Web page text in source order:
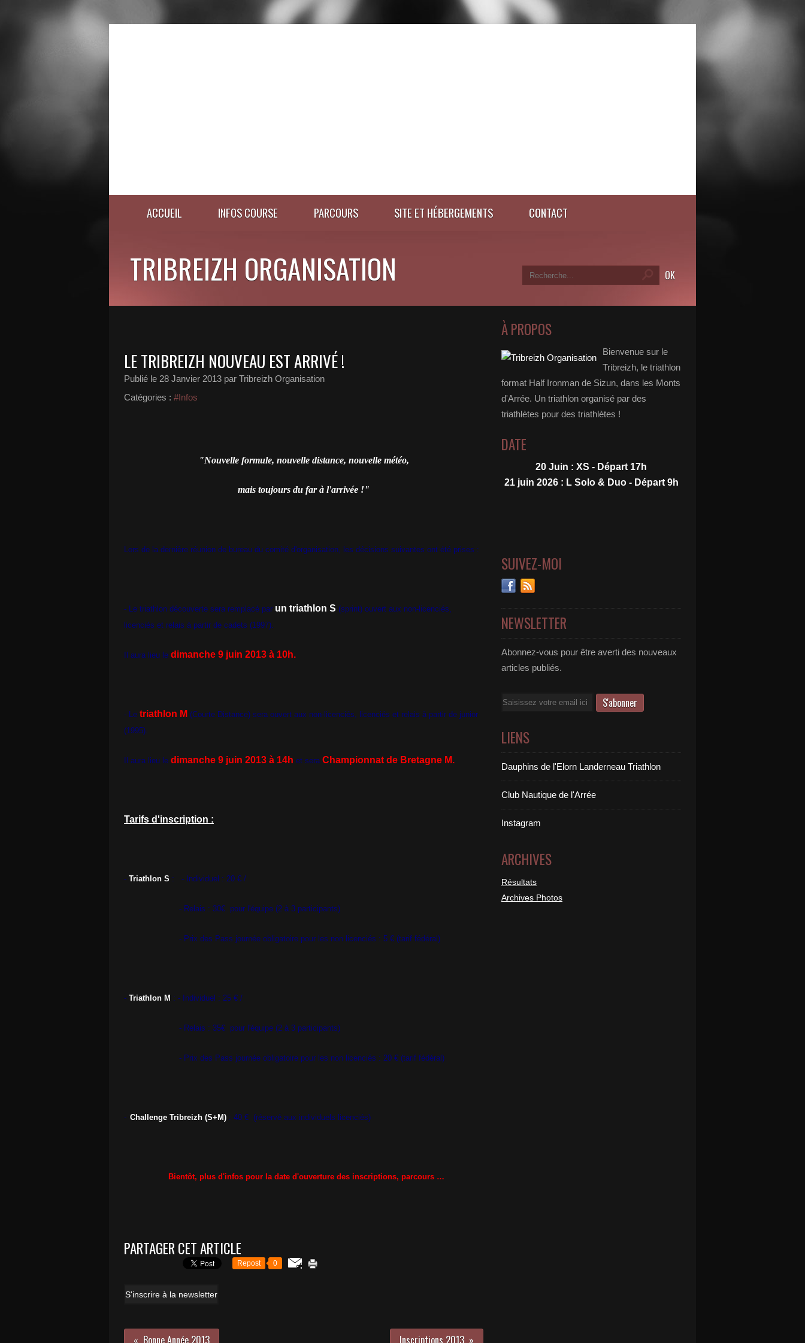
ACCUEIL INFOS COURSE PARCOURS SITE ET HÉBERGEMENTS CONTACT
TRIBREIZH ORGANISATION
LE TRIBREIZH NOUVEAU EST ARRIVÉ !
Publié le 28 Janvier 2013 par Tribreizh Organisation
Catégories : #Infos
"Nouvelle formule, nouvelle distance, nouvelle météo,
mais toujours du far à l'arrivée !"
Lors de la dernière réunion de bureau du comité d'organisation, les décisions suivantes ont été prises :
- Le triathlon découverte sera remplacé par un triathlon S (sprint) ouvert aux non-licenciés,
licenciés et relais à partir de cadets (1997).
Il aura lieu le dimanche 9 juin 2013 à 10h.
- Le triathlon M (Courte Distance) sera ouvert aux non-licenciés, licenciés et relais à partir de junior
(1995).
Il aura lieu le dimanche 9 juin 2013 à 14h et sera Championnat de Bretagne M.
Tarifs d'inscription :
- Triathlon S : - Individuel : 20 € /
- Relais : 30€ pour l'équipe (2 à 3 participants)
- Prix des Pass journée obligatoire pour les non licenciés : 5 € (tarif fédéral)
- Triathlon M : - Individuel : 25 € /
- Relais : 35€ pour l'équipe (2 à 3 participants)
- Prix des Pass journée obligatoire pour les non licenciés : 20 € (tarif fédéral)
- Challenge Tribreizh (S+M) : 40 € (réservé aux individuels licenciés)
Bientôt, plus d'infos pour la date d'ouverture des inscriptions, parcours …
PARTAGER CET ARTICLE
Repost 0
S'inscrire à la newsletter
Bonne Année 2013 Inscriptions 2013
À PROPOS
Bienvenue sur le
Tribreizh, le triathlon
format Half Ironman de Sizun, dans les Monts
d'Arrée. Un triathlon organisé par des
triathlètes pour des triathlètes !
DATE
20 Juin : XS - Départ 17h
21 juin 2026 : L Solo & Duo - Départ 9h
SUIVEZ-MOI
NEWSLETTER
Abonnez-vous pour être averti des nouveaux
articles publiés.
Email
LIENS
Dauphins de l'Elorn Landerneau Triathlon
Club Nautique de l'Arrée
Instagram
ARCHIVES
Résultats
Archives Photos